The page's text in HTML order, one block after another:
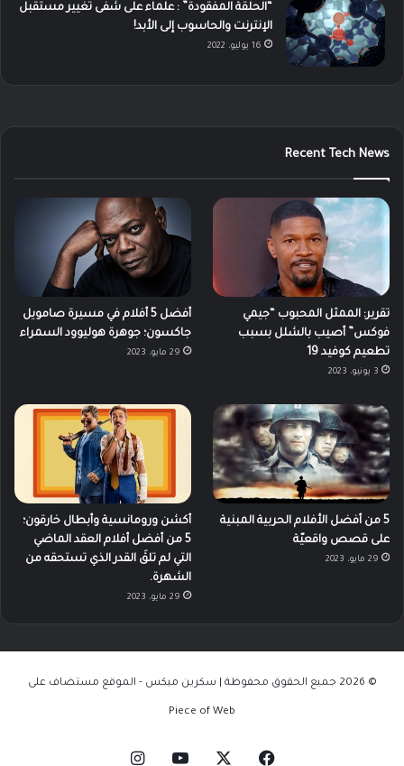
“الحلقة المفقودة” : علماء على شفى تغيير مستقبل
الإنترنت والحاسوب إلى الأبد!
16 يوليو، 2022
Recent Tech News
تقرير: الممثل المحبوب “جيمي
فوكس” أصيب بالشلل بسبب
تطعيم كوفيد 19
3 يونيو، 2023
أفضل 5 أفلام في مسيرة صامويل
جاكسون؛ جوهرة هوليوود السمراء
29 مايو، 2023
5 من أفضل الأفلام الحربية المبنية
على قصص واقعيّة
29 مايو، 2023
أكشن ورومانسية وأبطال خارقون؛
5 من أفضل أفلام العقد الماضي
التي لم تلقَ القدر الذي تستحقه من
الشهرة.
29 مايو، 2023
© 2026 جميع الحقوق محفوظة | سكرين ميكس - الموقع مستضاف على
Piece of Web
فيسبوك ‫YouTube